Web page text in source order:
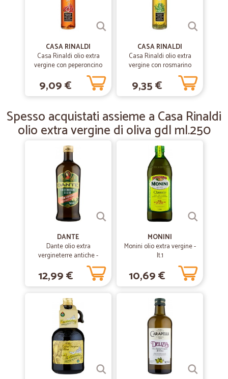
13/02/2019
— Aldo A.
Primo ordine perfetto. Ma non avevo ordinato niente del reparto
"fresco". In qualche articolo pecca sulla descrizione del prodotto
offerto.
Da consigliare
Consegna veloce e puntuale. E' scontato che bisogna fare una buona
spesa per ammortizzare quelle di trasporto.
CASA RINALDI
Casa Rinaldi olio extra
vergine con peperoncino
9,09 €
CASA RINALDI
Casa Rinaldi olio extra
vergine con rosmarino
9,35 €
Spesso acquistati assieme a Casa Rinaldi
olio extra vergine di oliva gdl ml.250
DANTE
Dante olio extra
vergineterre antiche -
12,99 €
MONINI
Monini olio extra vergine -
lt.1
10,69 €